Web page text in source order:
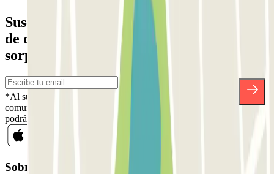
Suscríbete a nuestra newsletter y entérate
de descuentos, sorteos y otras muchas
sorpresas.
*Al suscribirte aceptas nuestra Política de Privacidad para recibir
comunicaciones comerciales de Parclick. Sin ningún compromiso,
podrás darte de baja cuando quieras en la misma newsletter.
Sobre Parclick